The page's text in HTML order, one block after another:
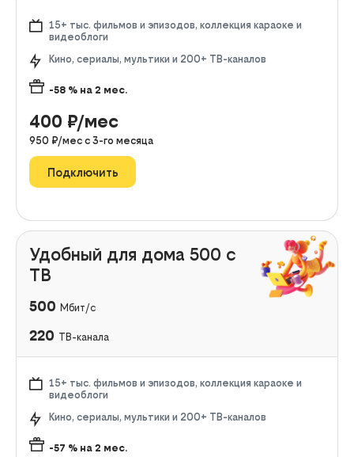
15+ тыс. фильмов и эпизодов, коллекция караоке и
видеоблоги
Кино, сериалы, мультики и 200+ ТВ-каналов
-58 % на 2 мес.
400 ₽/мес
950 ₽/мес с 3-го месяца
Подключить
Удобный для дома 500 с
ТВ
500 Мбит/с
220 ТВ-канала
15+ тыс. фильмов и эпизодов, коллекция караоке и
видеоблоги
Кино, сериалы, мультики и 200+ ТВ-каналов
-57 % на 2 мес.